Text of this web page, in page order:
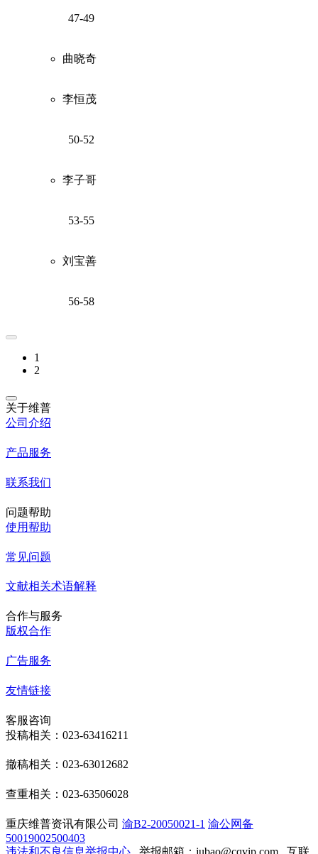
47-49
曲晓奇
李恒茂
50-52
李子哥
53-55
刘宝善
56-58
1
2
关于维普
公司介绍
产品服务
联系我们
问题帮助
使用帮助
常见问题
文献相关术语解释
合作与服务
版权合作
广告服务
友情链接
客服咨询
投稿相关：023-63416211
撤稿相关：023-63012682
查重相关：023-63506028
重庆维普资讯有限公司 渝B2-20050021-1 渝公网备
50019002500403
违法和不良信息举报中心 举报邮箱：jubao@cqvip.com 互联